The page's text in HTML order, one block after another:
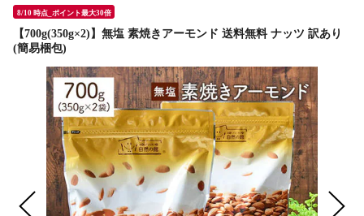
8/10 時点_ポイント最大30倍
【700g(350g×2)】無塩 素焼きアーモンド 送料無料 ナッツ 訳あり
(簡易梱包)